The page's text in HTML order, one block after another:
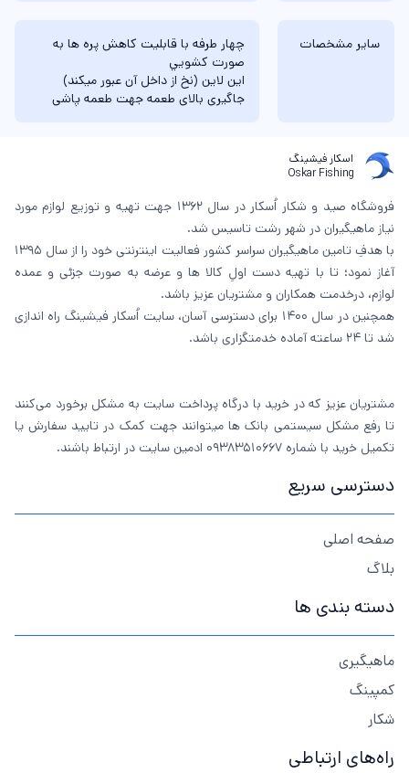
سایر مشخصات
چهار طرفه با قابليت كاهش پره ها به
صورت كشويي
اين لاين (نخ از داخل آن عبور ميكند)
جاگيری بالای طعمه جهت طعمه پاشی
اسکار فیشینگ
Oskar Fishing
فروشگاه صید و شکار اُسکار در سال 1362 جهت تهیه و توزیع لوازم مورد
نیاز ماهیگیران در شهر رشت تاسیس شد.
با هدفِ تامین ماهیگیران سراسر کشور فعالیت اینترنتی خود را از سال 1395
آغاز نمود؛ تا با تهیه دست اولِ کالا ها و عرضه به صورت جزئی و عمده
لوازم، درخدمت همکاران و مشتریان عزیز باشد.
همچنین در سال 1400 برای دسترسی آسان، سایت اُسکار فیشینگ راه اندازی
شد تا 24 ساعته آماده خدمتگزاری باشد.
مشتریان عزیز که در خرید با درگاه پرداخت سایت به مشکل برخورد می‌کنند
تا رفع مشکل سیستمی بانک ها میتوانند جهت کمک در تایید سفارش یا
تکمیل خرید با شماره 09383510667 ادمین سایت در ارتباط باشند.
دسترسی سریع
صفحه اصلی
بلاگ
دسته بندی ها
ماهیگیری
کمپینگ
شکار
راه‌های ارتباطی